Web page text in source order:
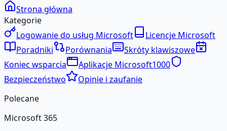
Strona główna
Kategorie
Logowanie do usług Microsoft
Licencje Microsoft
Poradniki
Porównania
Skróty klawiszowe
Koniec wsparcia
Aplikacje Microsoft1000
Bezpieczeństwo
Opinie i zaufanie
Polecane
Microsoft 365